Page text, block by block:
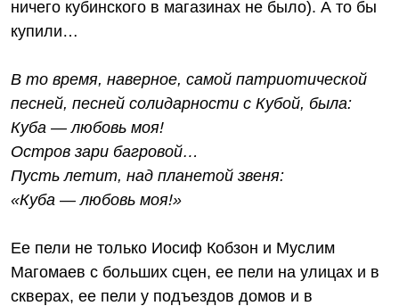
ничего кубинского в магазинах не было). А то бы
купили…
В то время, наверное, самой патриотической
песней, песней солидарности с Кубой, была:
Куба — любовь моя!
Остров зари багровой…
Пусть летит, над планетой звеня:
«Куба — любовь моя!»
Ее пели не только Иосиф Кобзон и Муслим
Магомаев с больших сцен, ее пели на улицах и в
скверах, ее пели у подъездов домов и в